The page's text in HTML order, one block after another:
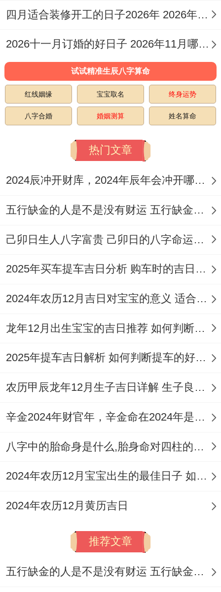
宅安宁！
还需注意「彭祖百忌」的提示，如「戊不受
具体宜忌
2026年4月推荐吉日：
历三月初六。丙寅日）,值神司命（黄道），
进宅、搬家、出行、交易等,日干支丙寅，与
日），值神青龙（黄道），宜装修、乔迁、
进宅、搬家、纳畜、安门、剃胎发、盖房、
重点避忌日:4月13日（农历二月廿六，丁巳
日），值神明堂但位黑道日，忌结婚，开
行、交易，开市、入宅 等事。
4月30日（农历三月十四，甲戌日），月破
历四月廿六、丙辰日），值神天牢（黄
、办百日宴、搬家
市，纳畜、买车 、投资等。
四月适合装修开工的日子2026年 2026年四月份适合装修开工的黄道吉日
2026十一月订婚的好日子 2026年11月哪天订婚好
试试精准生辰八字算命
红线姻缘 宝宝取名 终身运势
八字合婚 婚姻测算 姓名算命
热门文章
2024辰冲开财库，2024年辰年会冲开哪些人的财库
五行缺金的人是不是没有财运 五行缺金的人命运好不好
己卯日生人八字富贵 己卯日的八字命运如何
2025年买车提车吉日分析 购车时的吉日与禁忌
2024年农历12月吉日对宝宝的意义 适合龙年宝宝出生的日子有哪些
龙年12月出生宝宝的吉日推荐 如何判断吉日是否适合宝宝
2025年提车吉日解析 如何判断提车的好日子
农历甲辰龙年12月生子吉日详解 生子良辰的影响因素
辛金2024年财官年，辛金命在2024年是财官年还是财印年
八字中的胎命身是什么,胎身命对四柱的影响
2024年农历12月宝宝出生的最佳日子 如何挑选适合的吉日
2024年农历12月黄历吉日
推荐文章
五行缺金的人是不是没有财运 五行缺金的人命运好不好